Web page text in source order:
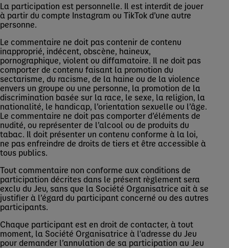
La participation est personnelle. Il est interdit de jouer
à partir du compte Instagram ou TikTok d’une autre
personne.
Le commentaire ne doit pas contenir de contenu
inapproprié, indécent, obscène, haineux,
pornographique, violent ou diffamatoire. Il ne doit pas
comporter de contenu faisant la promotion du
sectarisme, du racisme, de la haine ou de la violence
envers un groupe ou une personne, la promotion de la
discrimination basée sur la race, le sexe, la religion, la
nationalité, le handicap, l’orientation sexuelle ou l’âge.
Le commentaire ne doit pas comporter d’éléments de
nudité, ou représenter de l’alcool ou de produits du
tabac. Il doit présenter un contenu conforme à la loi,
ne pas enfreindre de droits de tiers et être accessible à
tous publics.
Tout commentaire non conforme aux conditions de
participation décrites dans le présent règlement sera
exclu du Jeu, sans que la Société Organisatrice ait à se
justifier à l’égard du participant concerné ou des autres
participants.
Chaque participant est en droit de contacter, à tout
moment, la Société Organisatrice à l'adresse du Jeu
pour demander l’annulation de sa participation au Jeu